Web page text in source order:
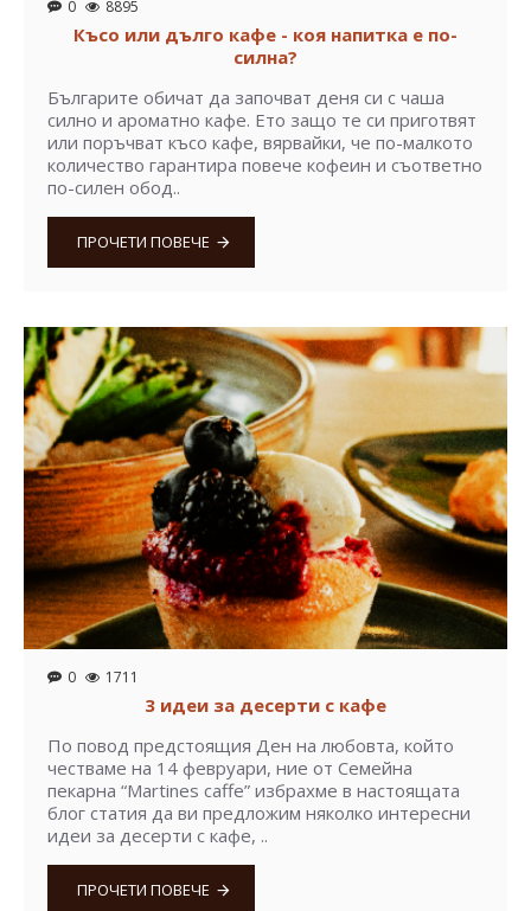
0 8895
Късо или дълго кафе - коя напитка е по-
силна?
Българите обичат да започват деня си с чаша
силно и ароматно кафе. Ето защо те си приготвят
или поръчват късо кафе, вярвайки, че по-малкото
количество гарантира повече кофеин и съответно
по-силен обод..
ПРОЧЕТИ ПОВЕЧЕ
0 1711
3 идеи за десерти с кафе
По повод предстоящия Ден на любовта, който
честваме на 14 февруари, ние от Семейна
пекарна “Martines caffe” избрахме в настоящата
блог статия да ви предложим няколко интересни
идеи за десерти с кафе, ..
ПРОЧЕТИ ПОВЕЧЕ